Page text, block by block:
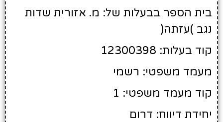
בית הספר בבעלות של: מ. אזורית שדות
נגב )עזתה(
קוד בעלות: 12300398
מעמד משפטי: רשמי
קוד מעמד משפטי: 1
יחידת דיווח: דרום